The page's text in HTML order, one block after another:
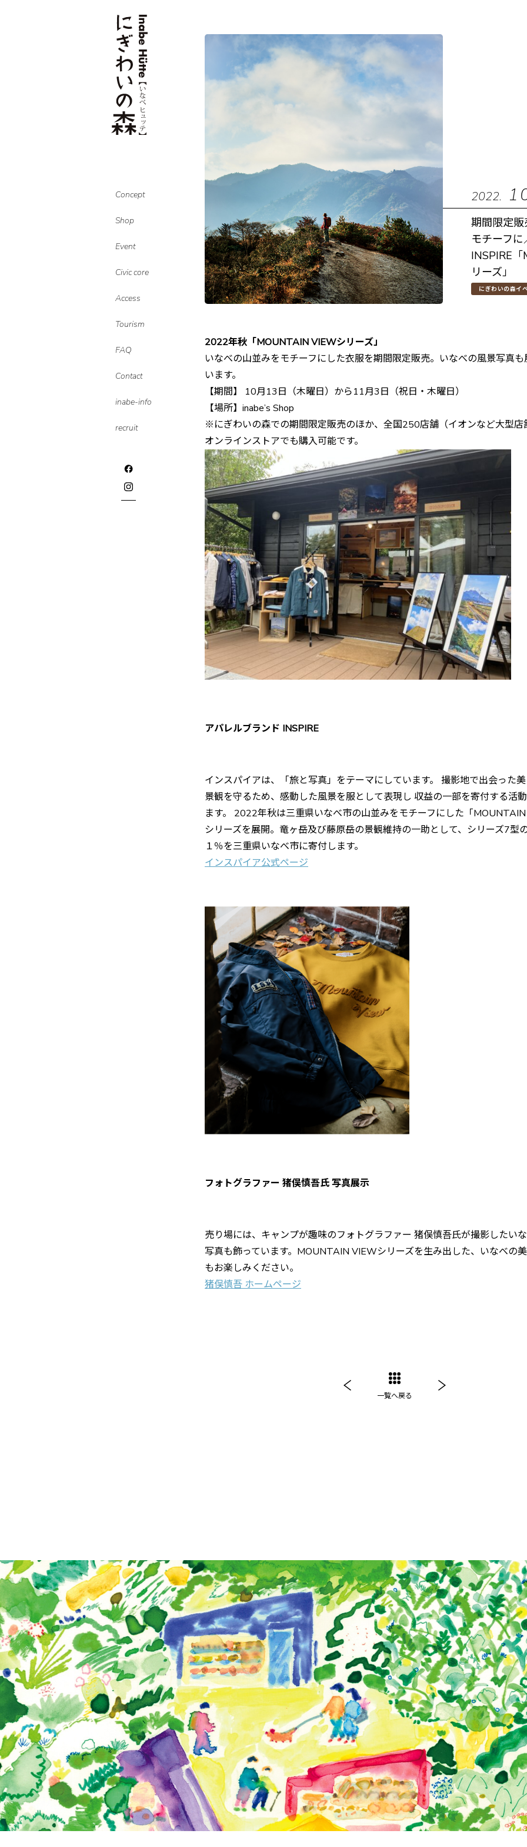
Concept
Shop
Event
Civic core
Access
Tourism
FAQ
Contact
inabe-info
recruit
2022.
期間限定
モチーフに
INSPIRE
リーズ」
にぎわいの森イ
2022年秋「MOUNTAIN VIEWシリーズ」
いなべの山並みをモチーフにした衣服を期間限定販売。いなべの風景写真
います。
【期間】 10月13日（木曜日）から11月3日（祝日・木曜日）
【場所】inabe’s Shop
※にぎわいの森での期間限定販売のほか、全国250店舗（イオンなど大型店
オンラインストアでも購入可能です。
アパレルブランド INSPIRE
インスパイアは、「旅と写真」をテーマにしています。 撮影地で出会った
景観を守るため、感動した風景を服として表現し 収益の一部を寄付する活
ます。 2022年秋は三重県いなべ市の山並みをモチーフにした「
シリーズを展開。竜ヶ岳及び藤原岳の景観維持の一助として、シリーズ7型
１％を三重県いなべ市に寄付します。
インスパイア公式ページ
フォトグラファー 猪俣慎吾氏 写真展示
売り場には、キャンプが趣味のフォトグラファー 猪俣慎吾氏が撮影したい
写真も飾っています。MOUNTAIN VIEWシリーズを生み出した、いなべの
もお楽しみください。
猪俣慎吾 ホームページ
一覧へ戻る